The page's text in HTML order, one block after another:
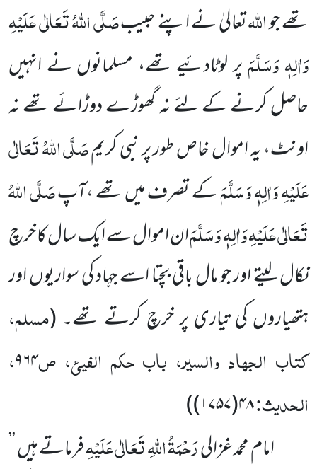
تھے جواللہتعالیٰ نے اپنے حبیبصَلَّی اللہُ تَعَالٰی عَلَیْہِ
وَاٰلِہٖ وَسَلَّمَپر لوٹادئیے تھے، مسلمانوں نے انہیں
حاصل کرنے کے لئے نہ گھوڑے دوڑائے تھے نہ
اونٹ، یہ اموال خاص طور پر نبی کریمصَلَّی اللہُ تَعَالٰی
عَلَیْہِ وَاٰلِہٖ وَسَلَّمَکے تصرف میں تھے ،آپصَلَّی اللہُ
تَعَالٰی عَلَیْہِ وَاٰلِہٖ وَسَلَّمَان اموال سے ایک سال کا خرچ
نکال لیتے اور جو مال باقی بچتا اسے جہاد کی سواریوں اور
ہتھیاروں کی تیاری پر خرچ کرتے تھے۔ (مسلم،
کتاب الجہاد والسیر، باب حکم الفیئ، ص۹۶۴،
الحدیث:۴۸(۱۷۵۷)
)
امام محمد غزالیرَحْمَۃُ اللہِ تَعَالٰی عَلَیْہِفرماتے ہیں ’’